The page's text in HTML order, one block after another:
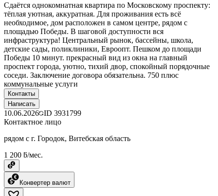
Сдаётся однокомнатная квартира по Московскому проспекту:
тёплая уютная, аккуратная. Для проживания есть всё
необходимое, дом расположен в самом центре, рядом с
площадью Победы. В шаговой доступности вся
инфраструктура! Центральный рынок, бассейны, школа,
детские сады, поликлиники, Евроопт. Пешком до площади
Победы 10 минут. прекрасный вид из окна на главный
проспект города, уютно, тихий двор, спокойный порядочные
соседи. Заключение договора обязательна. 750 плюс
коммунальные услуги
Контакты
Написать
10.06.2026 ID 3931799
Контактное лицо
рядом с г. Городок, Витебская область
1 200 ƃ/мес.
Конвертер валют